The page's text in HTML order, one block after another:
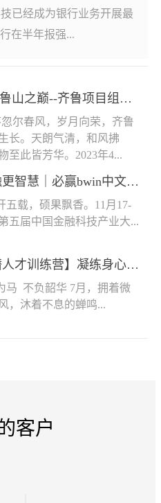
已经成为银行业务开展最
在半年报强...
"决战"鲁山之巅--齐鲁项目组春日活动小记
忽尔春风，岁月向荣，齐鲁
长。天朗气清，和风拂
至此皆芳华。2023年4...
让金融更智慧｜必赢bwin中文网2022（苏州）金博首亮相
载，硕果飘香。11月17-
五届中国金融科技产业大...
【高潜人才训练营】凝练身心 创见未来
马 不负韶华 7月，拥着微
，沐着不息的蝉鸣...
客户